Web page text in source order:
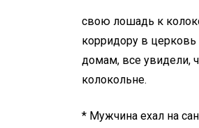
свою лошадь к
корридору в церковь
домам, все увидели,
колокольне.
* Мужчина ехал на